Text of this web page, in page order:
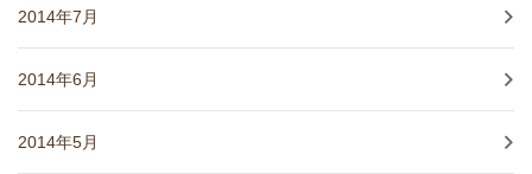
2014年7月
2014年6月
2014年5月